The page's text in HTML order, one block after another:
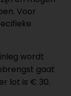
Voor
wordt
gaat
lot is € 30.